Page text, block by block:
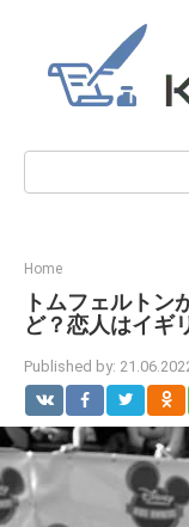
content
Search:
Home
トムフェルトン
ど？恋人はイギ
Published by: